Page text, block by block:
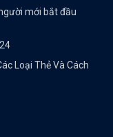
mới bắt đầu
Loại Thẻ Và Cách